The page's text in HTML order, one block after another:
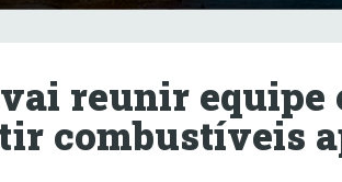
reunir equipe
combustíveis